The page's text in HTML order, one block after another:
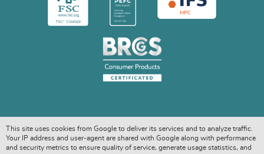
This site uses cookies from Google to deliver its services and to analyze traffic.
Your IP address and user-agent are shared with Google along with performance
and security metrics to ensure quality of service, generate usage statistics, and